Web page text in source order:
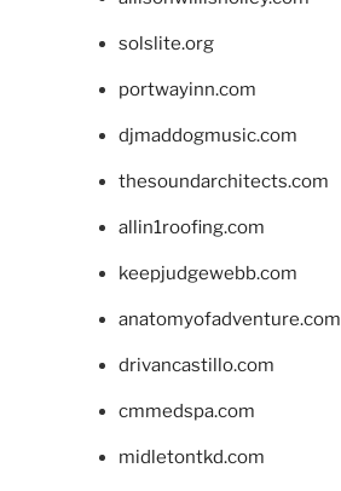
solslite.org
portwayinn.com
djmaddogmusic.com
thesoundarchitects.com
allin1roofing.com
keepjudgewebb.com
anatomyofadventure.com
drivancastillo.com
cmmedspa.com
midletontkd.com